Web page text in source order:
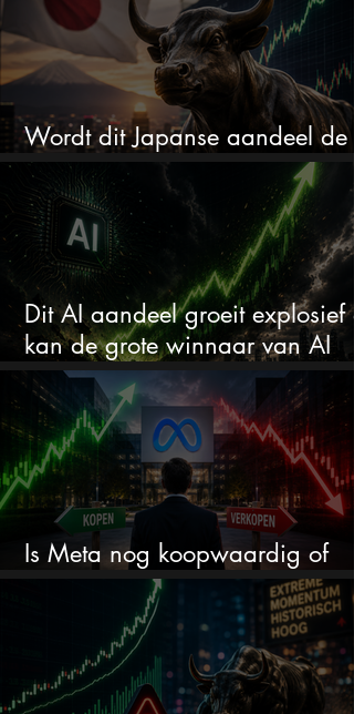
Wordt dit Japanse aandeel de
comeback kid van 2026?
Dit AI aandeel groeit explosief
kan de grote winnaar van AI
worden
Is Meta nog koopwaardig of
wordt het tijd om te verkopen?